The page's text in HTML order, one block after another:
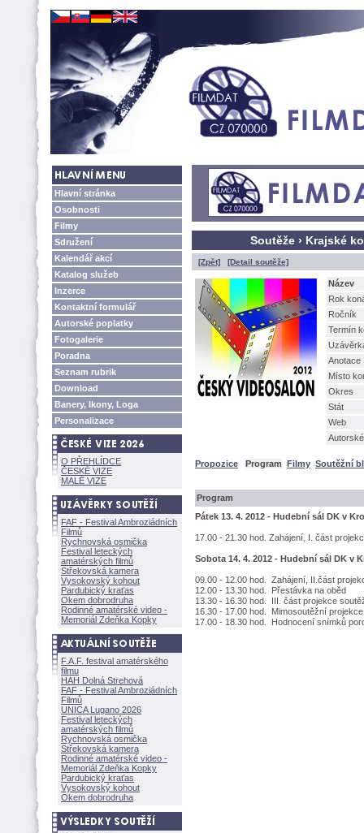
Hlavní stránka
Osobnosti
Filmy
Sdružení
Kalendář akcí
Katalog služeb
Inzerce
Kontaktní formulář
Autorské poplatky
Fotogalerie
Poradna
Seznam rubrik
Download
Banery, Ikony, Loga
Personalizace
O PŘEHLÍDCE
ČESKÉ VIZE
MALÉ VIZE
FAF - Festival Ambroziádních
Filmů
Rychnovská osmička
Festival leteckých
amatérských filmů
Střekovská kamera
Vysokovský kohout
Pardubický kraťas
Okem dobrodruha
Rodinné amatérské video -
Memoriál Zdeňka Kopky
F.A.F. festival amatérského
filmu
HAH Dolná Strehov
FAF - Festival Ambroziádních
Filmů
UNICA Lugano 2026
Festival leteckých
amatérských filmů
Rychnovská osmička
Střekovská kamera
Rodinné amatérské video -
Memoriál Zdeňka Kopky
Pardubický kraťas
Vysokovský kohout
Okem dobrodruha
Soutěže › Krajské
[Zpět] [Detail soutěže]
Název
Rok
Ročník
Termín
Anotace
Místo
Okres
Stát
Web
Propozice Program Filmy Soutěžní
Program
Pátek 13. 4. 2012 - Hudební sál DK v
17.00 - 21.30 hod. Zahájení, I. část
Sobota 14. 4. 2012 - Hudební sál DK v
09.00 - 12.00 hod. Zahájení, II.část
12.00 - 13.30 hod. Přestávka na oběd
13.30 - 16.30 hod. III. část projekce
16.30 - 17.00 hod. Mimosoutěžní projekce
17.00 - 18.30 hod. Hodnocení snímků